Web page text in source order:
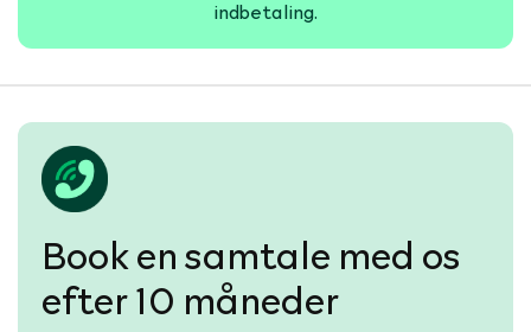
indbetaling.
Book en samtale med os
efter 10 måneder